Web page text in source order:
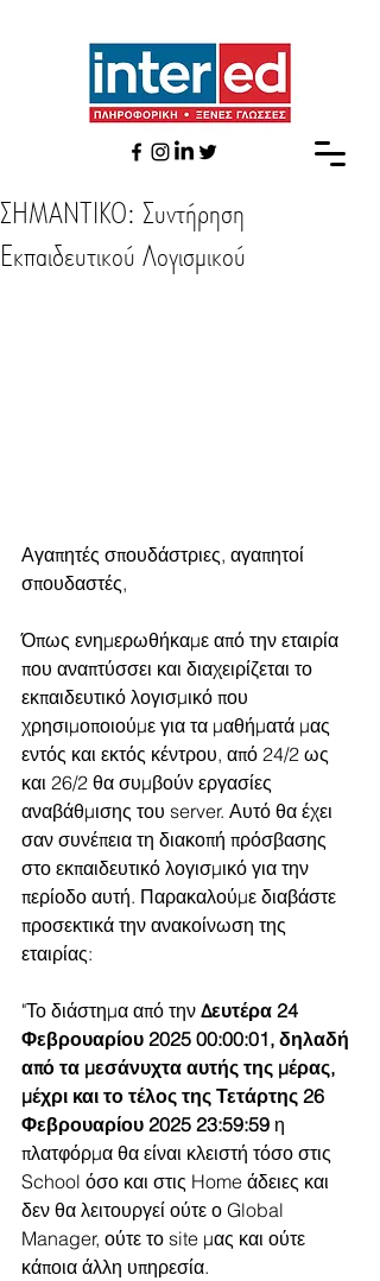
ΣΗΜΑΝΤΙΚΟ: Συντήρηση
Εκπαιδευτικού Λογισμικού
Αγαπητές σπουδάστριες, αγαπητοί
σπουδαστές,
Όπως ενημερωθήκαμε από την εταιρία
που αναπτύσσει και διαχειρίζεται το
εκπαιδευτικό λογισμικό που
χρησιμοποιούμε για τα μαθήματά μας
εντός και εκτός κέντρου, από 24/2 ως
και 26/2 θα συμβούν εργασίες
αναβάθμισης του server. Αυτό θα έχει
σαν συνέπεια τη διακοπή πρόσβασης
στο εκπαιδευτικό λογισμικό για την
περίοδο αυτή. Παρακαλούμε διαβάστε
προσεκτικά την ανακοίνωση της
εταιρίας:
"Το διάστημα από την Δευτέρα 24
Φεβρουαρίου 2025 00:00:01, δηλαδή
από τα μεσάνυχτα αυτής της μέρας,
μέχρι και το τέλος της Τετάρτης 26
Φεβρουαρίου 2025 23:59:59 η
πλατφόρμα θα είναι κλειστή τόσο στις
School όσο και στις Home άδειες και
δεν θα λειτουργεί ούτε ο Global
Manager, ούτε το site μας και ούτε
κάποια άλλη υπηρεσία.